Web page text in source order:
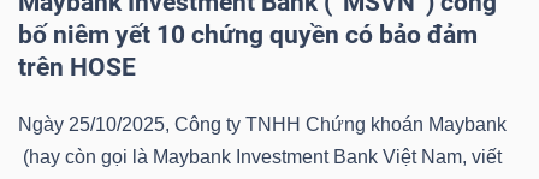
bố niêm yết 10 chứng quyền có bảo đảm
trên HOSE
Ngày 25/10/2025, Công ty TNHH Chứng khoán Maybank
(hay còn gọi là Maybank Investment Bank Việt Nam, viết
VS-
SECTOR